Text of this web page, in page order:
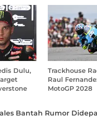
2
Dulu,
Trackhouse
Raul
MotoGP 2028
Bantah Rumor